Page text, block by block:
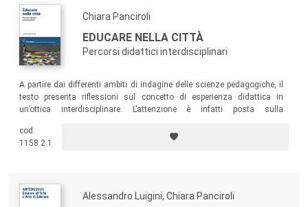
Chiara Panciroli
EDUCARE NELLA CITTÀ
Percorsi didattici interdisciplinari
A partire dai differenti ambiti di indagine delle scienze pedagogiche, il
testo presenta riflessioni sul concetto di esperienza didattica in
un’ottica interdisciplinare. L’attenzione è infatti posta sulla
diversi contesti della città in dialogo con la scuola e con il territorio.
cod.
1158.2.1
Alessandro Luigini, Chiara Panciroli